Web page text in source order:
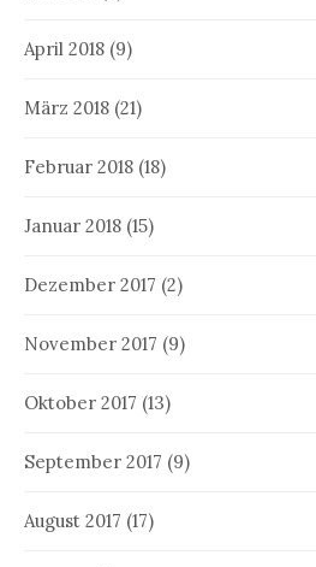
April 2018 (9)
März 2018 (21)
Februar 2018 (18)
Januar 2018 (15)
Dezember 2017 (2)
November 2017 (9)
Oktober 2017 (13)
September 2017 (9)
August 2017 (17)